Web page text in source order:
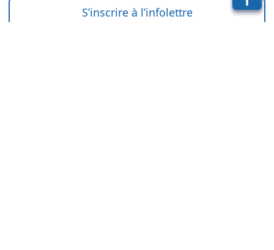
S’inscrire à l’infolettre